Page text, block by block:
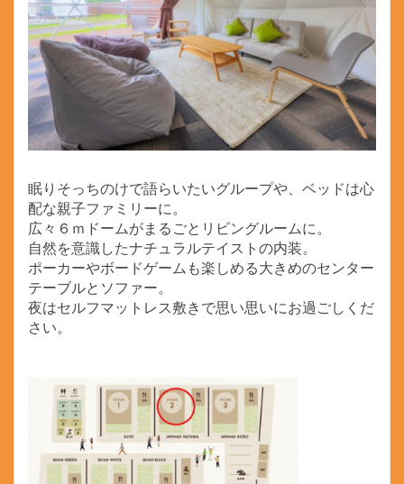
眠りそっちのけで語らいたいグループや、ベッドは心
配な親子ファミリーに。
広々６ｍドームがまるごとリビングルームに。
自然を意識したナチュラルテイストの内装。
ポーカーやボードゲームも楽しめる大きめのセンター
テーブルとソファー。
夜はセルフマットレス敷きで思い思いにお過ごしくだ
さい。